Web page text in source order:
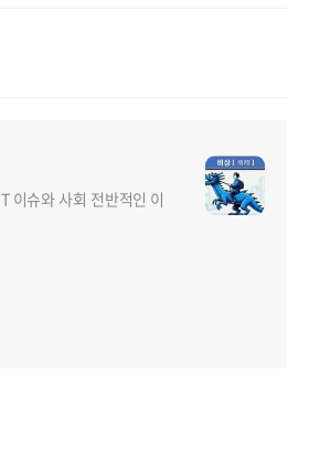
이슈와 사회 전반적인 이